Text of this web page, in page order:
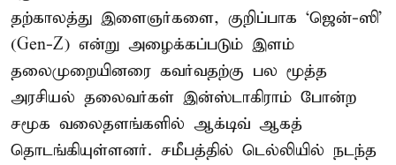
தற்காலத்து இளைஞர்களை, குறிப்பாக ‘ஜென்-ஸி’
(Gen-Z) என்று அழைக்கப்படும் இளம்
தலைமுறையினரை கவர்வதற்கு பல மூத்த
அரசியல் தலைவர்கள் இன்ஸ்டாகிராம் போன்ற
சமூக வலைதளங்களில் ஆக்டிவ் ஆகத்
தொடங்கியுள்ளனர். சமீபத்தில் டெல்லியில் நடந்த